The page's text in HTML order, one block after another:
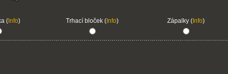
(Info) Trhací bloček ( Info) Zápalky ( Info)